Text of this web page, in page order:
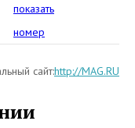
7-
55555-
показать
номер
сайт:http://MAG.RU